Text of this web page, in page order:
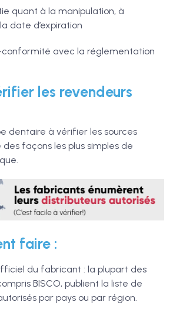
quant à la manipulation, à
date d’expiration
conformité avec la réglementation
les revendeurs
dentaire à vérifier les sources
des façons les plus simples de
faire :
du fabricant : la plupart des
BISCO, publient la liste de
par pays ou par région.